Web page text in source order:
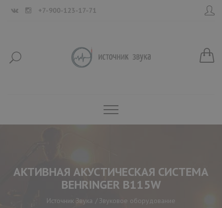
+7-900-123-17-71
АКТИВНАЯ АКУСТИЧЕСКАЯ СИСТЕМА
BEHRINGER B115W
Источник Звука
Звуковое оборудование